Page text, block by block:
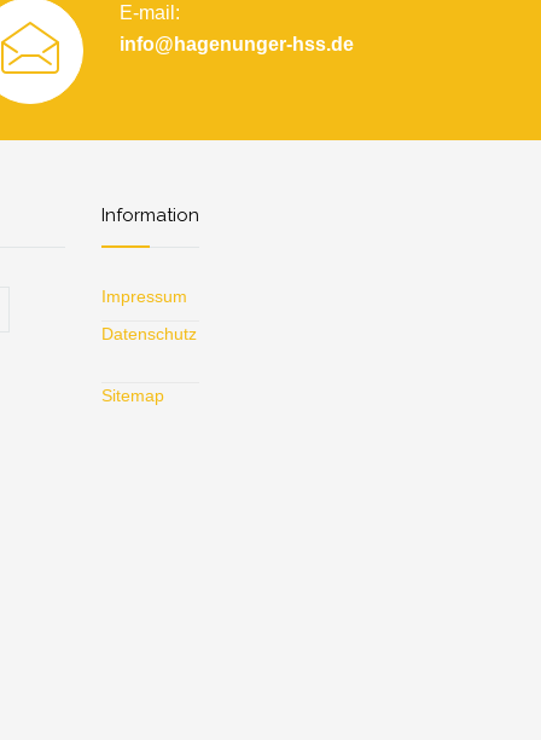
E-mail:
info@hagenunger-hss.de
Information
Impressum
Datenschutz
Sitemap